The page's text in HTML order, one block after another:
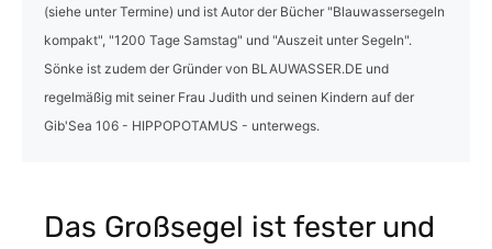
(siehe unter Termine) und ist Autor der Bücher "Blauwassersegeln
kompakt", "1200 Tage Samstag" und "Auszeit unter Segeln".
Sönke ist zudem der Gründer von BLAUWASSER.DE und
regelmäßig mit seiner Frau Judith und seinen Kindern auf der
Gib'Sea 106 - HIPPOPOTAMUS - unterwegs.
Das Großsegel ist fester und